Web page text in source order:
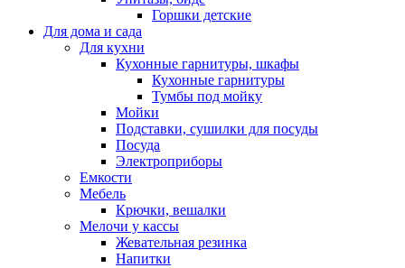
Горшки детские
Для дома и сада
Для кухни
Кухонные гарнитуры, шкафы
Кухонные гарнитуры
Тумбы под мойку
Мойки
Подставки, сушилки для посуды
Посуда
Электроприборы
Емкости
Мебель
Крючки, вешалки
Мелочи у кассы
Жевательная резинка
Напитки